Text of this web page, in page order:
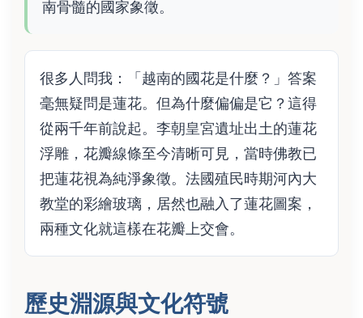
南骨髓的國家象徵。
很多人問我：「越南的國花是什麼？」答案
毫無疑問是蓮花。但為什麼偏偏是它？這得
從兩千年前說起。李朝皇宮遺址出土的蓮花
浮雕，花瓣線條至今清晰可見，當時佛教已
把蓮花視為純淨象徵。法國殖民時期河內大
教堂的彩繪玻璃，居然也融入了蓮花圖案，
兩種文化就這樣在花瓣上交會。
歷史淵源與文化符號